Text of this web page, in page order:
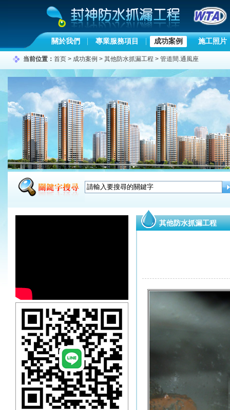
關於我們 專業服務項目 成功案例 施工照片
当前位置： 首页 > 成功案例 > 其他防水抓漏工程 > 管道間.通風座
其他防水抓漏工程